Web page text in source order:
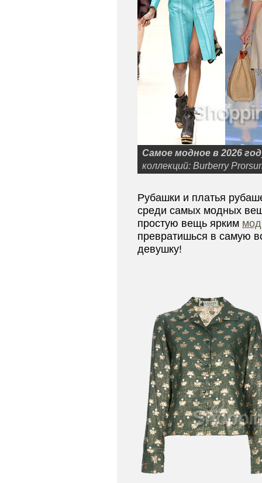
Самое модное в 2026
коллекций: Burberry
Рубашки и платья
среди самых модных
простую вещь ярким
превратишься в самую
девушку!